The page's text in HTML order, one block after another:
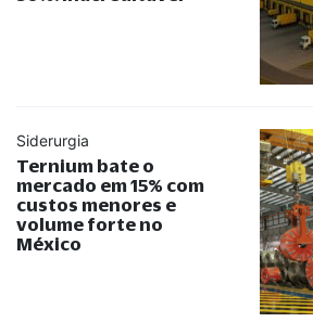
Siderurgia
Ternium bate o
mercado em 15% com
custos menores e
volume forte no
México